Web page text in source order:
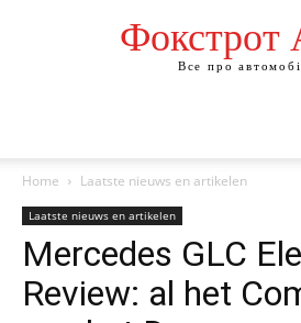
Фокстрот
Все про
Home Laatste nieuws en artikelen
Laatste nieuws en artikelen
Mercedes GLC
Review: al het